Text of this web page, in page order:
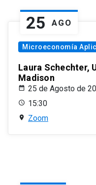
25 AGO
Microeconomía
Laura Schechter,
Madison
25 de Agosto de
15:30
Zoom